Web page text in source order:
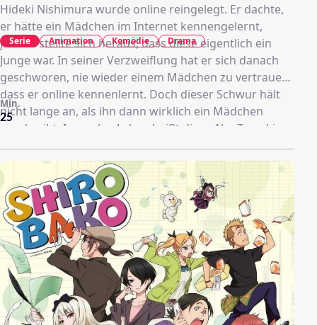
Hideki Nishimura wurde online reingelegt. Er dachte,
er hätte ein Mädchen im Internet kennengelernt,
jedoch stellte sich heraus, dass diese eigentlich ein
Junge war. In seiner Verzweiflung hat er sich danach
geschworen, nie wieder einem Mädchen zu vertrauen,
dass er online kennenlernt. Doch dieser Schwur hält
nicht lange an, als ihn dann wirklich ein Mädchen
anschreibt. Im realen Leben heißt diese Ako Tamaki
und ist auch noch wunderschön. Doch ein Problem
hat diese Schönheit: Sie kann zwischen der virtuellen
und wirklichen Welt nicht unterscheiden und ist
dadurch zu einer Einzelgängerin geworden, die
Schwierigkeiten hat, mit Menschen zu kommunizieren.
Hideki und seine Internet-Freunde entscheiden sich,
ihr bei ihrem Problem zu helfen, doch das erweist sich
als außerordentlich schwierig …
25
Min.
Serie Animation Komödie Drama